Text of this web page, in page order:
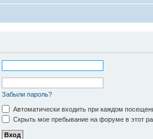
Забыли пароль?
Автоматически входить при каждом
Скрыть мое пребывание на форуме в этот